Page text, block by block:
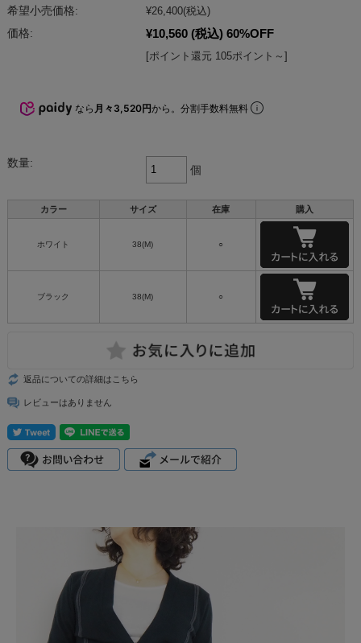
希望小売価格: ¥26,400(税込)
価格:
¥10,560 (税込) 60%OFF
[ポイント還元 105ポイント～]
なら 月々3,520円から。分割手数料無料
数量:
個
カラー サイズ 在庫 購入
ホワイト 38(M) ○
ブラック 38(M) ○
返品についての詳細はこちら
レビューはありません